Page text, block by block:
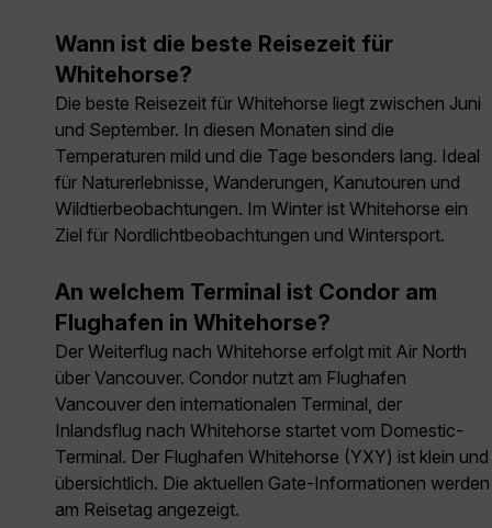
Wann ist die beste Reisezeit für
Whitehorse?
Die beste Reisezeit für Whitehorse liegt zwischen Juni
und September. In diesen Monaten sind die
Temperaturen mild und die Tage besonders lang. Ideal
für Naturerlebnisse, Wanderungen, Kanutouren und
Wildtierbeobachtungen. Im Winter ist Whitehorse ein
Ziel für Nordlichtbeobachtungen und Wintersport.
An welchem Terminal ist Condor am
Flughafen in Whitehorse?
Der Weiterflug nach Whitehorse erfolgt mit Air North
über Vancouver. Condor nutzt am Flughafen
Vancouver den internationalen Terminal, der
Inlandsflug nach Whitehorse startet vom Domestic-
Terminal. Der Flughafen Whitehorse (YXY) ist klein und
übersichtlich. Die aktuellen Gate-Informationen werden
am Reisetag angezeigt.